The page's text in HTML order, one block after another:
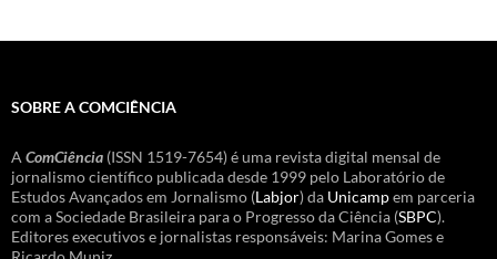
SOBRE A COMCIÊNCIA
A ComCiência (ISSN 1519-7654) é uma revista digital mensal de
jornalismo científico publicada desde 1999 pelo Laboratório de
Estudos Avançados em Jornalismo (Labjor) da Unicampem parceria
com a Sociedade Brasileira para o Progresso da Ciência (SBPC).
Editores executivos e jornalistas responsáveis: Marina Gomes e